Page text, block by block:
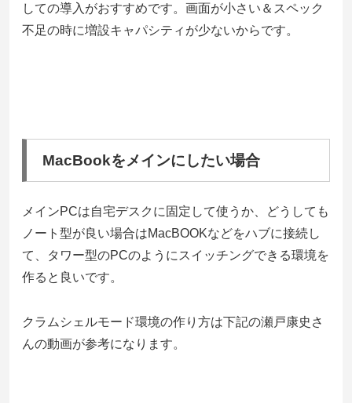
しての導入がおすすめです。画面が小さい＆スペック
不足の時に増設キャパシティが少ないからです。
MacBookをメインにしたい場合
メインPCは自宅デスクに固定して使うか、どうしても
ノート型が良い場合はMacBOOKなどをハブに接続し
て、タワー型のPCのようにスイッチングできる環境を
作ると良いです。
クラムシェルモード環境の作り方は下記の瀬戸康史さ
んの動画が参考になります。